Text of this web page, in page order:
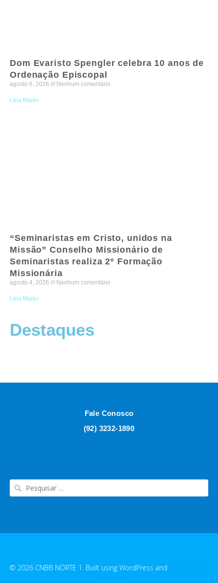
Dom Evaristo Spengler celebra 10 anos de
Ordenação Episcopal
agosto 6, 2026 Nenhum comentário
Leia Mais»
“Seminaristas em Cristo, unidos na
Missão” Conselho Missionário de
Seminaristas realiza 2º Formação
Missionária
agosto 4, 2026 Nenhum comentário
Leia Mais»
Destaques
Fale Conosco
(92) 3232-1890
© 2026 CNBB NORTE 1. Built using WordPress and
.